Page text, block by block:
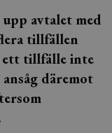
avtalet med
tillfällen
ett tillfälle inte
däremot